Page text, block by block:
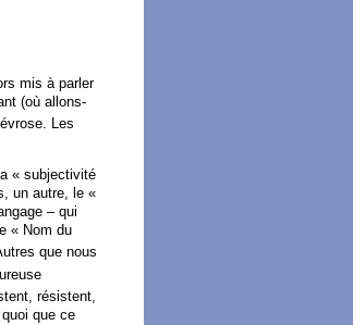
mis à parler
(où allons-
Les
« subjectivité
un autre, le «
– qui
« Nom du
que nous
résistent,
que ce